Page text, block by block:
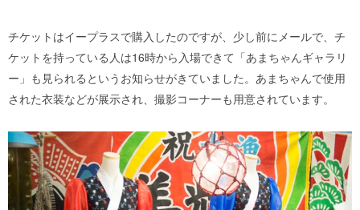
チケットはイープラスで購入したのですが、少し前にメールで、チ
ケットを持っている人は16時から入場できて「あまちゃんギャラリ
ー」も見られるというお知らせがきていました。あまちゃんで使用
された衣装などが展示され、撮影コーナーも用意されています。